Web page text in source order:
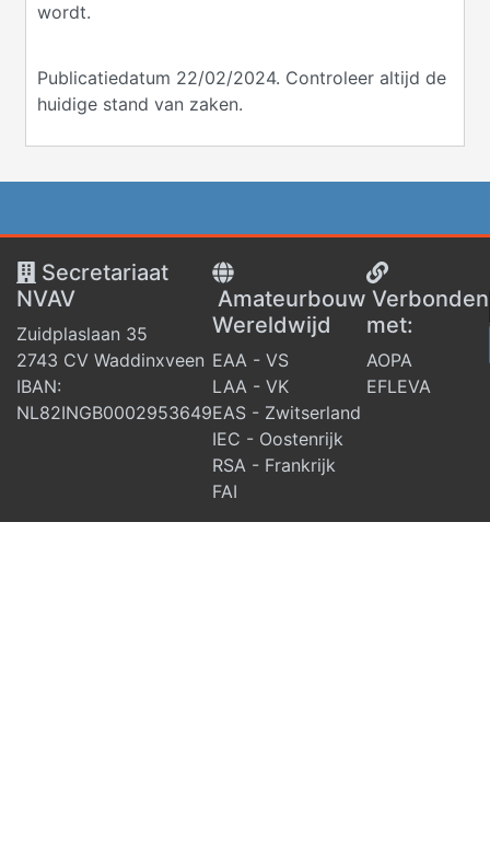
wordt.
Publicatiedatum 22/02/2024. Controleer altijd de
huidige stand van zaken.
Secretariaat
NVAV
Zuidplaslaan 35
2743 CV Waddinxveen
IBAN:
NL82INGB0002953649
Amateurbouw
Wereldwijd
EAA - VS
LAA - VK
EAS - Zwitserland
IEC - Oostenrijk
RSA - Frankrijk
FAI
Verbonden
met:
AOPA
EFLEVA